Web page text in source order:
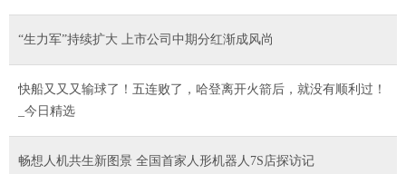
“生力军”持续扩大 上市公司中期分红渐成风尚
快船又又又输球了！五连败了，哈登离开火箭后，就没有顺利过！
_今日精选
畅想人机共生新图景 全国首家人形机器人7S店探访记